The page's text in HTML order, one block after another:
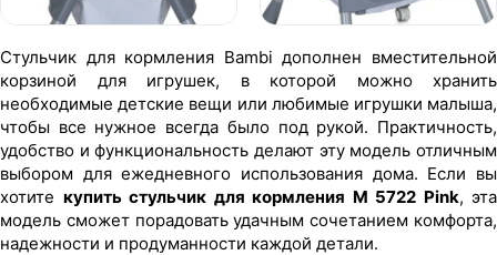
Стульчик для кормления Bambi дополнен вместительной
корзиной для игрушек, в которой можно хранить
необходимые детские вещи или любимые игрушки малыша,
чтобы все нужное всегда было под рукой. Практичность,
удобство и функциональность делают эту модель отличным
выбором для ежедневного использования дома. Если вы
хотите купить стульчик для кормления M 5722 Pink, эта
модель сможет порадовать удачным сочетанием комфорта,
надежности и продуманности каждой детали.